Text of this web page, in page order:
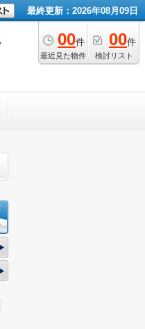
最終更新：2026年08月09日
00件
最近見た物件
00件
検討リスト